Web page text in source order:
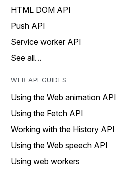
HTML DOM API
Push API
Service worker API
See all…
WEB API GUIDES
Using the Web animation API
Using the Fetch API
Working with the History API
Using the Web speech API
Using web workers